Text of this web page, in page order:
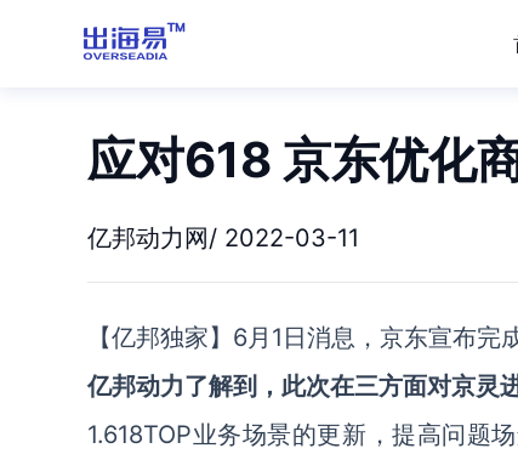
应对618 京东优化
亿邦动力网/ 2022-03-11
【亿邦独家】6月1日消息，京东宣布
亿邦动力了解到，此次在三方面对京灵
1.618TOP业务场景的更新，提高问题